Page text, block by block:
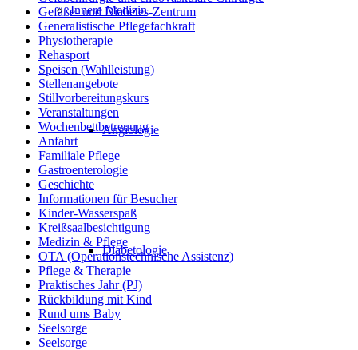
Innere Medizin
Angiologie
Diabetologie
Gefäße- und Diabetes-Zentrum
Generalistische Pflegefachkraft
Physiotherapie
Rehasport
Speisen (Wahlleistung)
Stellenangebote
Stillvorbereitungskurs
Veranstaltungen
Wochenbettbetreuung
Anfahrt
Familiale Pflege
Gastroenterologie
Geschichte
Informationen für Besucher
Kinder-Wasserspaß
Kreißsaalbesichtigung
Medizin & Pflege
OTA (Operationstechnische Assistenz)
Pflege & Therapie
Praktisches Jahr (PJ)
Rückbildung mit Kind
Rund ums Baby
Seelsorge
Seelsorge